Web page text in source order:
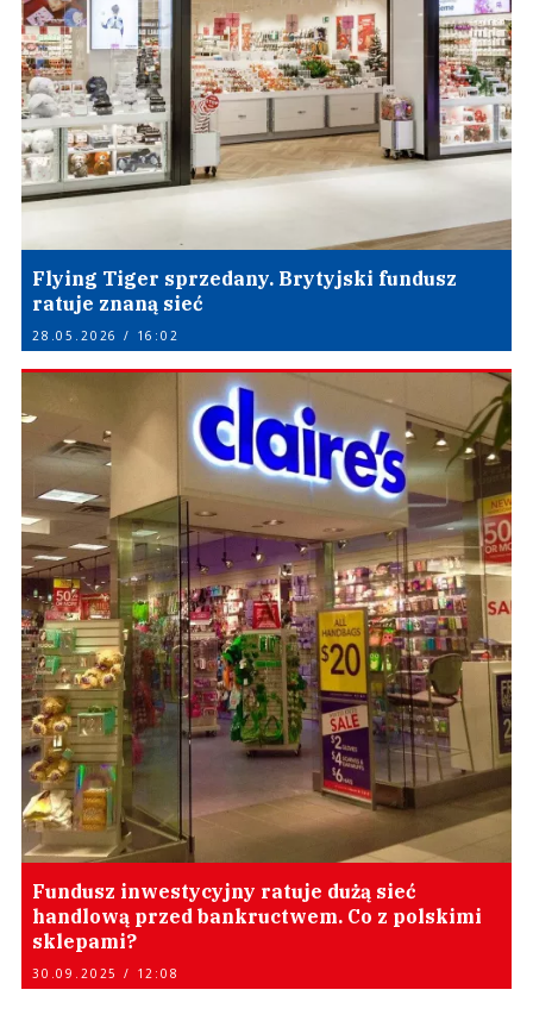
Flying Tiger sprzedany. Brytyjski fundusz
ratuje znaną sieć
28.05.2026 / 16:02
Fundusz inwestycyjny ratuje dużą sieć
handlową przed bankructwem. Co z polskimi
sklepami?
30.09.2025 / 12:08